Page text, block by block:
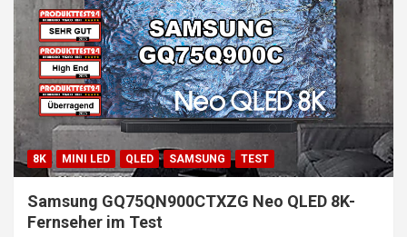
8K MINI LED QLED SAMSUNG TEST
Samsung GQ75QN900CTXZG Neo QLED 8K-
Fernseher im Test